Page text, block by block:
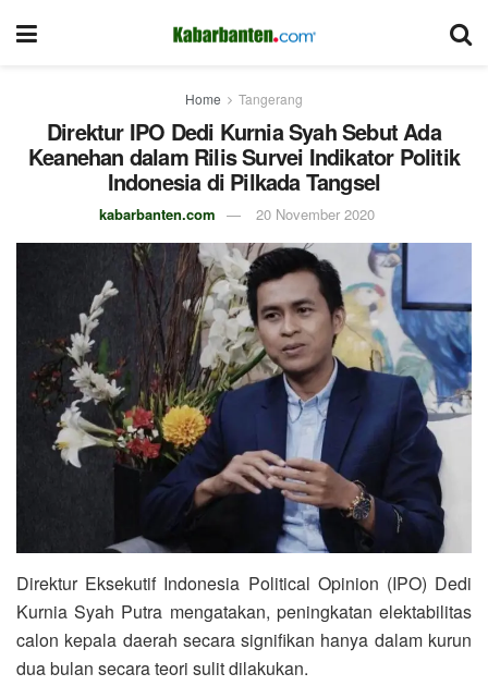
Home Tangerang
Direktur IPO Dedi Kurnia Syah Sebut Ada
Keanehan dalam Rilis Survei Indikator Politik
Indonesia di Pilkada Tangsel
kabarbanten.com 20 November 2020
Direktur Eksekutif Indonesia Political Opinion (IPO) Dedi
Kurnia Syah Putra mengatakan, peningkatan elektabilitas
calon kepala daerah secara signifikan hanya dalam kurun
dua bulan secara teori sulit dilakukan.